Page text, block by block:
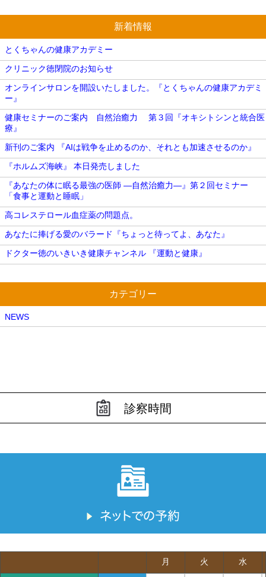
新着情報
とくちゃんの健康アカデミー
クリニック徳閉院のお知らせ
オンラインサロンを開設いたしました。『とくちゃんの健康アカデミ
ー』
健康セミナーのご案内 自然治癒力 第３回『オキシトシンと統合医
療』
新刊のご案内 『AIは戦争を止めるのか、それとも加速させるのか』
『ホルムズ海峡』 本日発売しました
『あなたの体に眠る最強の医師 ―自然治癒力―』第２回セミナー
「食事と運動と睡眠」
高コレステロール血症薬の問題点。
あなたに捧げる愛のバラード『ちょっと待ってよ、あなた』
ドクター徳のいきいき健康チャンネル 『運動と健康』
カテゴリー
NEWS
診察時間
月 火 水